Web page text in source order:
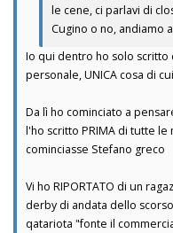
le cene, ci parlavi di
Cugino o no, andiamo
Io qui dentro ho solo
personale, UNICA cosa di
Da lì ho cominciato a
l'ho scritto PRIMA di tutte
cominciasse Stefano greco
Vi ho RIPORTATO di un
derby di andata dello
qatariota "fonte il